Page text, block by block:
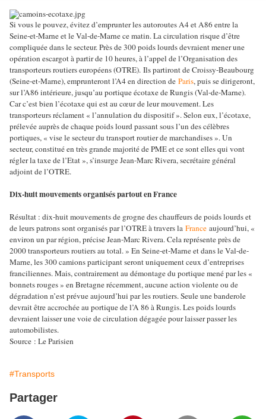
Si vous le pouvez, évitez d’emprunter les autoroutes A4 et A86 entre la
Seine-et-Marne et le Val-de-Marne ce matin. La circulation risque d’être
compliquée dans le secteur. Près de 300 poids lourds devraient mener une
opération escargot à partir de 10 heures, à l’appel de l’Organisation des
transporteurs routiers européens (OTRE). Ils partiront de Croissy-Beaubourg
(Seine-et-Marne), emprunteront l’A4 en direction de Paris, puis se dirigeront,
sur l’A86 intérieure, jusqu’au portique écotaxe de Rungis (Val-de-Marne).
Car c’est bien l’écotaxe qui est au cœur de leur mouvement. Les
transporteurs réclament « l’annulation du dispositif ». Selon eux, l’écotaxe,
prélevée auprès de chaque poids lourd passant sous l’un des célèbres
portiques, « vise le secteur du transport routier de marchandises ». Un
secteur, constitué en très grande majorité de PME et ce sont elles qui vont
régler la taxe de l’Etat », s’insurge Jean-Marc Rivera, secrétaire général
adjoint de l’OTRE.
Dix-huit mouvements organisés partout en France
Résultat : dix-huit mouvements de grogne des chauffeurs de poids lourds et
de leurs patrons sont organisés par l’OTRE à travers la France aujourd’hui, «
environ un par région, précise Jean-Marc Rivera. Cela représente près de
2000 transporteurs routiers au total. » En Seine-et-Marne et dans le Val-de-
Marne, les 300 camions participant seront uniquement ceux d’entreprises
franciliennes. Mais, contrairement au démontage du portique mené par les «
bonnets rouges » en Bretagne récemment, aucune action violente ou de
dégradation n’est prévue aujourd’hui par les routiers. Seule une banderole
devrait être accrochée au portique de l’A 86 à Rungis.Les poids lourds
devraient laisser une voie de circulation dégagée pour laisser passer les
automobilistes.
Source : Le Parisien
#Transports
Partager